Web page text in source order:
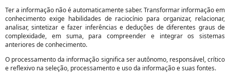
Ter a informação não é automaticamente saber. Transformar informação em
conhecimento exige habilidades de raciocínio para organizar, relacionar,
analisar, sintetizar e fazer inferências e deduções de diferentes graus de
complexidade, em suma, para compreender e integrar os sistemas
anteriores de conhecimento.
O processamento da informação significa ser autônomo, responsável, crítico
e reflexivo na seleção, processamento e uso da informação e suas fontes.